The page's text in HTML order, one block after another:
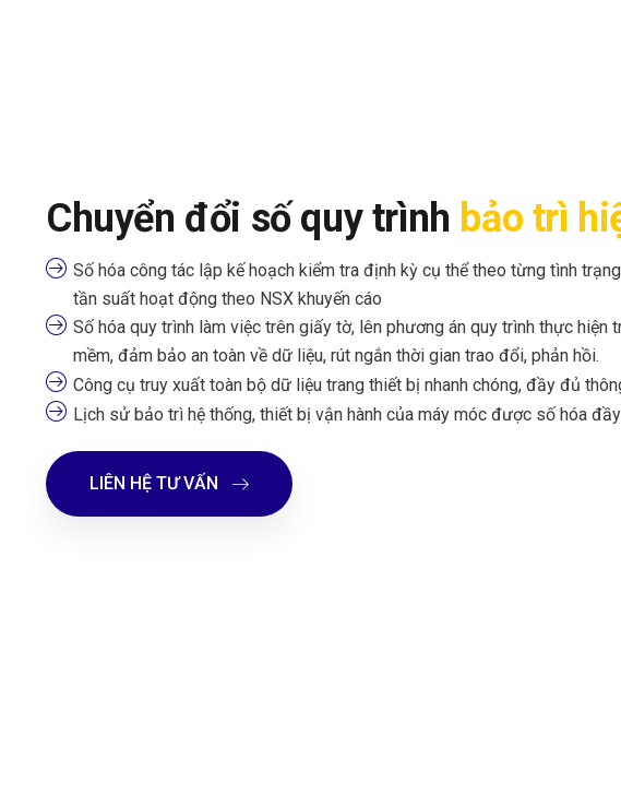
Chuyển đổi số quy trình bảo trì
Số hóa công tác lập kế hoạch kiểm tra định kỳ cụ thể theo từng tình
tần suất hoạt động theo NSX khuyến cáo
Số hóa quy trình làm việc trên giấy tờ, lên phương án quy trình thực hiện
mềm, đảm bảo an toàn về dữ liệu, rút ngắn thời gian trao đổi, phản hồi.
Công cụ truy xuất toàn bộ dữ liệu trang thiết bị nhanh chóng, đầy đủ
Lịch sử bảo trì hệ thống, thiết bị vận hành của máy móc được số hóa
LIÊN HỆ TƯ VẤN